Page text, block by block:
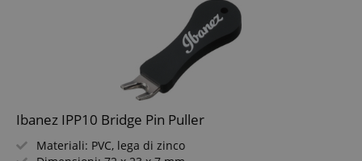
Ibanez IPP10 Bridge Pin Puller
Materiali: PVC, lega di zinco